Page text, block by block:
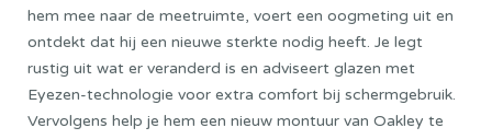
hem mee naar de meetruimte, voert een oogmeting uit en
ontdekt dat hij een nieuwe sterkte nodig heeft. Je legt
rustig uit wat er veranderd is en adviseert glazen met
Eyezen-technologie voor extra comfort bij schermgebruik.
Vervolgens help je hem een nieuw montuur van Oakley te